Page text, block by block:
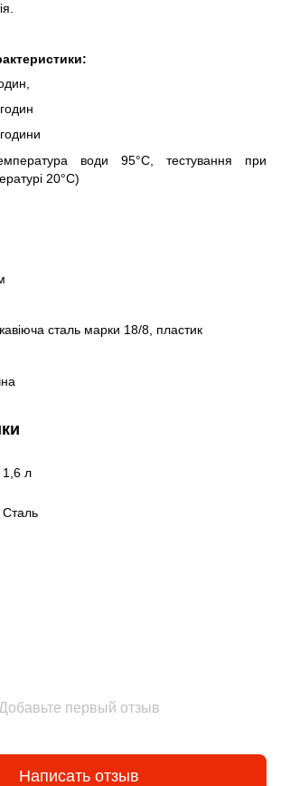
води 95°C, тестування при
20°C)
сталь марки 18/8, пластик
1,6 л
Сталь
Добавьте первый отзыв
Написать отзыв